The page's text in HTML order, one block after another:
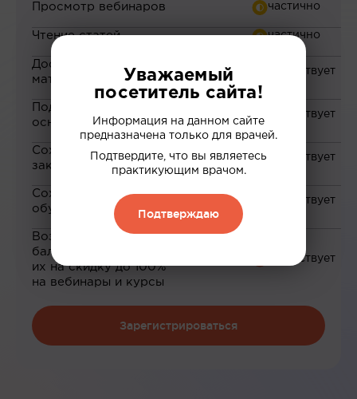
Просмотр вебинаров
Чтение статей
Доступ к закрытым
материалам
Подборка материалов на
основе ваших интересов
Сохранение материалов в
закладки
Сохранение прогресса по
обучению
Возможность зарабатывать
баллы и обменивать
их на скидку до 100%
на вебинары и курсы
Зарегистрироваться
Уважаемый
посетитель сайта!
Информация на данном сайте
предназначена только для врачей.
Подтвердите, что вы являетесь
практикующим врачом.
Подтверждаю